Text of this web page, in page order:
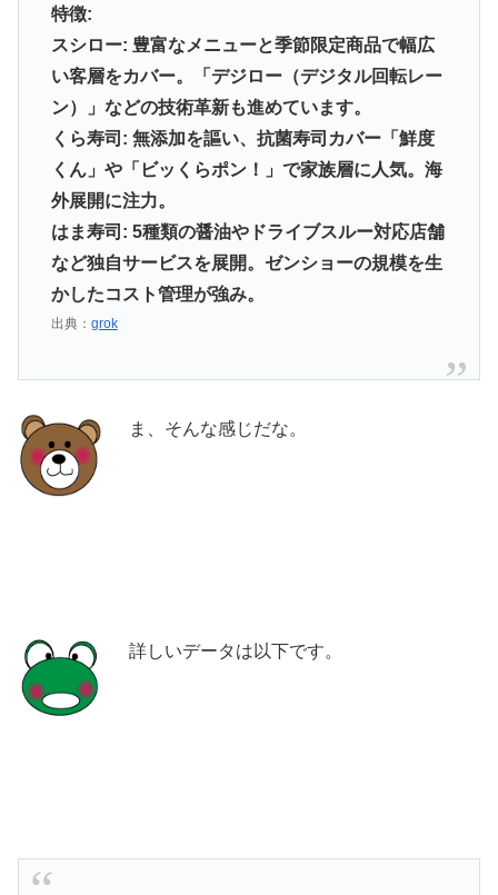
特徴:
スシロー: 豊富なメニューと季節限定商品で幅広
い客層をカバー。「デジロー（デジタル回転レー
ン）」などの技術革新も進めています。
くら寿司: 無添加を謳い、抗菌寿司カバー「鮮度
くん」や「ビッくらポン！」で家族層に人気。海
外展開に注力。
はま寿司: 5種類の醤油やドライブスルー対応店舗
など独自サービスを展開。ゼンショーの規模を生
かしたコスト管理が強み。
出典： grok
ま、そんな感じだな。
詳しいデータは以下です。